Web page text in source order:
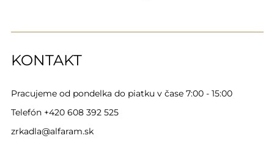
KONTAKT
Pracujeme od pondelka do piatku v čase 7:00 - 15:00
Telefón +420 608 392 525
zrkadla@alfaram.sk